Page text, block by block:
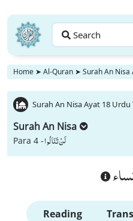
Search
Home ➤ Al-Quran ➤ Surah An
Surah An Nisa Ayat 18
Surah An Nisa
Para 4 -لَنْ تَنَالُوا
Reading